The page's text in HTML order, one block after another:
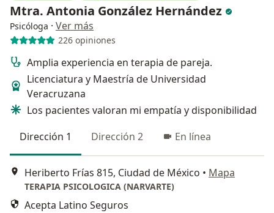
Mtra. Antonia González Hernández
Psicóloga · Ver más
226 opiniones
Amplia experiencia en terapia de pareja.
Licenciatura y Maestría de Universidad
Veracruzana
Los pacientes valoran mi empatía y disponibilidad
Dirección 1
Dirección 2 En línea
Heriberto Frías 815, Ciudad de México • Mapa
TERAPIA PSICOLOGICA (NARVARTE)
Acepta Latino Seguros